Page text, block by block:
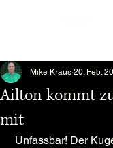
Ailton kommt
mit
Mike Kraus 20. Feb.
Unfassbar! Der